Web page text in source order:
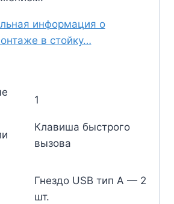
информация о
в стойку…
1
Клавиша быстрого
вызова
Гнездо USB тип А — 2
шт.